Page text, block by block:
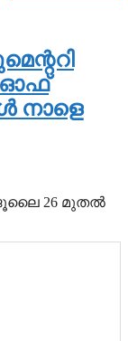
ഓഫ്
നാളെ
ജൂലൈ 26 മുതല്‍